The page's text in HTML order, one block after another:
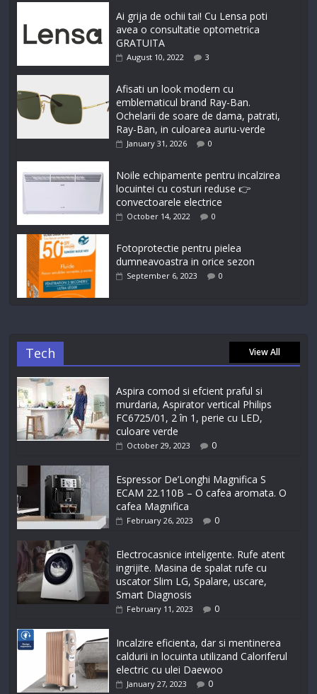
Ai grija de ochii tai! Cu Lensa poti
avea o consultatie optometrica
GRATUITA
August 10, 2022 3
Afisati un look modern cu
emblematicul brand Ray-Ban.
Ochelarii de soare de dama, patrati,
Ray-Ban, in culoarea auriu-verde
January 31, 2026 0
Noile echipamente pentru incalzirea
locuintei cu costuri reduse 👉
convectoarele electrice
October 14, 2022 0
Fotoprotectie pentru pielea
dumneavoastra in orice sezon
September 6, 2023 0
Tech View All
Aspira comod si efcient praful si
murdaria, Aspirator vertical Philips
FC6725/01, 2 în 1, perie cu LED,
culoare verde
October 29, 2023 0
Espressor De’Longhi Magnifica S
ECAM 22.110B – O cafea aromata. O
cafea Magnifica
February 26, 2023 0
Electrocasnice inteligente. Rufe atent
ingrijite. Masina de spalat rufe cu
uscator Slim LG, Spalare, uscare,
Smart Diagnosis
February 11, 2023 0
Incalzire eficienta, dar si mentinerea
caldurii in locuinta utilizand Caloriferul
electric cu ulei Daewoo
January 27, 2023 0